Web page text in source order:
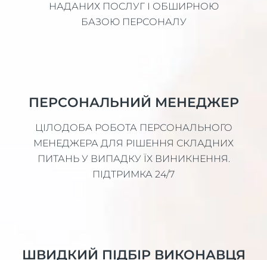
НАДАНИХ ПОСЛУГ І ОБШИРНОЮ
БАЗОЮ ПЕРСОНАЛУ
ПЕРСОНАЛЬНИЙ МЕНЕДЖЕР
ЦІЛОДОБА РОБОТА ПЕРСОНАЛЬНОГО
МЕНЕДЖЕРА ДЛЯ РІШЕННЯ СКЛАДНИХ
ПИТАНЬ У ВИПАДКУ ЇХ ВИНИКНЕННЯ.
ПІДТРИМКА 24/7
ШВИДКИЙ ПІДБІР ВИКОНАВЦЯ